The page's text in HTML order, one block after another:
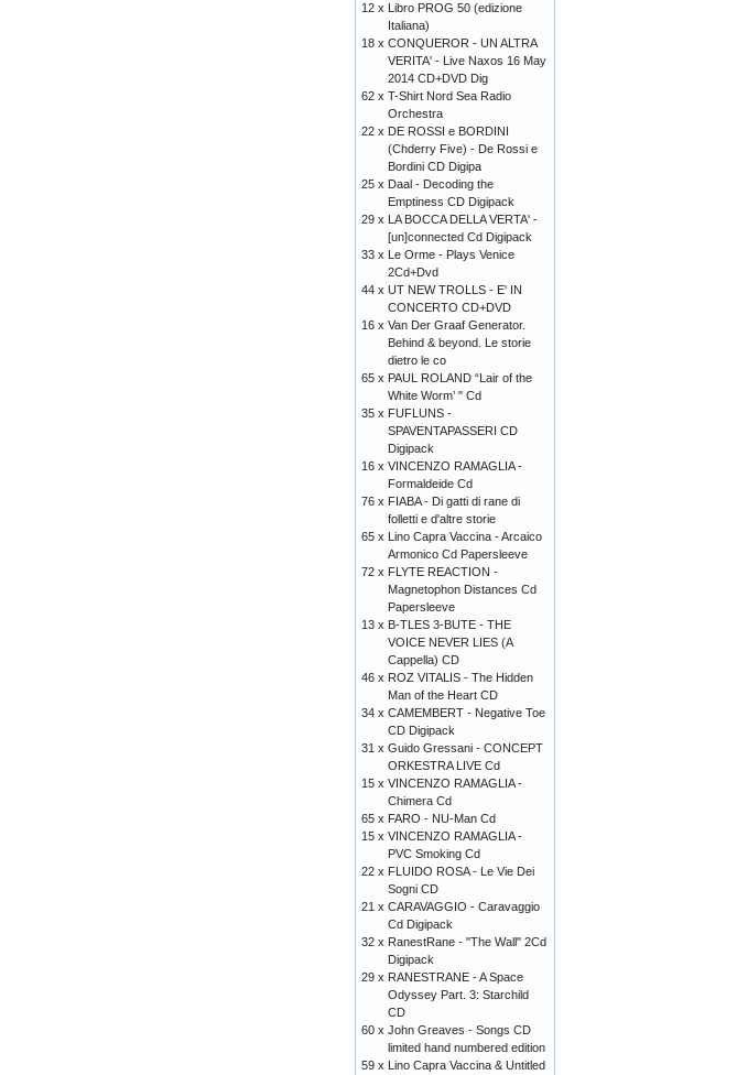
12 x Libro PROG 50 (edizione
Italiana)
18 x CONQUEROR - UN ALTRA
VERITA' - Live Naxos 16 May
2014 CD+DVD Dig
62 x T-Shirt Nord Sea Radio
Orchestra
22 x DE ROSSI e BORDINI
(Chderry Five) - De Rossi e
Bordini CD Digipa
25 x Daal - Decoding the
Emptiness CD Digipack
29 x LA BOCCA DELLA VERTA' -
[un]connected Cd Digipack
33 x Le Orme - Plays Venice
2Cd+Dvd
44 x UT NEW TROLLS - E' IN
CONCERTO CD+DVD
16 x Van Der Graaf Generator.
Behind & beyond. Le storie
dietro le co
65 x PAUL ROLAND “Lair of the
White Worm’ " Cd
35 x FUFLUNS -
SPAVENTAPASSERI CD
Digipack
16 x VINCENZO RAMAGLIA -
Formaldeide Cd
76 x FIABA - Di gatti di rane di
folletti e d'altre storie
65 x Lino Capra Vaccina - Arcaico
Armonico Cd Papersleeve
72 x FLYTE REACTION -
Magnetophon Distances Cd
Papersleeve
13 x B-TLES 3-BUTE - THE
VOICE NEVER LIES (A
Cappella) CD
46 x ROZ VITALIS - The Hidden
Man of the Heart CD
34 x CAMEMBERT - Negative Toe
CD Digipack
31 x Guido Gressani - CONCEPT
ORKESTRA LIVE Cd
15 x VINCENZO RAMAGLIA -
Chimera Cd
65 x FARO - NU-Man Cd
15 x VINCENZO RAMAGLIA -
PVC Smoking Cd
22 x FLUIDO ROSA - Le Vie Dei
Sogni CD
21 x CARAVAGGIO - Caravaggio
Cd Digipack
32 x RanestRane - "The Wall" 2Cd
Digipack
29 x RANESTRANE - A Space
Odyssey Part. 3: Starchild
CD
60 x John Greaves - Songs CD
limited hand numbered edition
59 x Lino Capra Vaccina & Untitled